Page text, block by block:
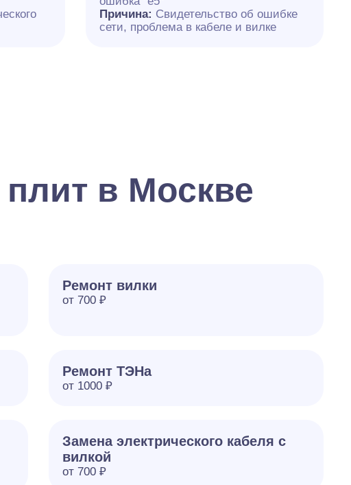
Причина: Свидетельство об ошибке
сети, проблема в кабеле и вилке
в Москве
Ремонт вилки
от 700 ₽
Ремонт ТЭНа
от 1000 ₽
Замена электрического кабеля с
вилкой
от 700 ₽